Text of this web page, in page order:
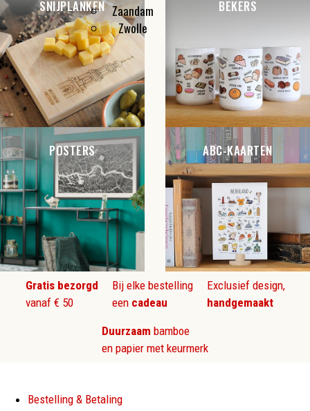
Zaandam
Zwolle
SNIJPLANKEN BEKERS
POSTERS ABC-KAARTEN
Gratis bezorgd
vanaf € 50
Bij elke bestelling
een cadeau
Exclusief design,
handgemaakt
Duurzaam bamboe
en papier met keurmerk
Bestelling & Betaling